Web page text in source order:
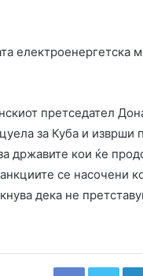
претседател
за Куба и
државите кои ќе
се насочени
дека не
Facebook